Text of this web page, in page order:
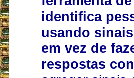
identifica
usando
em vez de
respostas